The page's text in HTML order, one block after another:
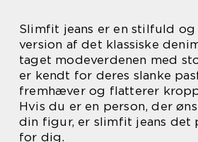
Slimfit jeans er en stilfuld og
version af det klassiske
taget modeverdenen med
er kendt for deres slanke
fremhæver og flatterer
Hvis du er en person, der
din figur, er slimfit jeans det
for dig.